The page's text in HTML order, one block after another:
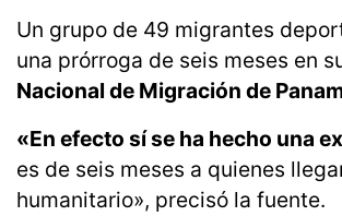
Un grupo de 49 migrantes
una prórroga de seis meses en
Nacional de Migración de
«En efecto sí se ha hecho una
es de seis meses a quienes
humanitario», precisó la fuente.